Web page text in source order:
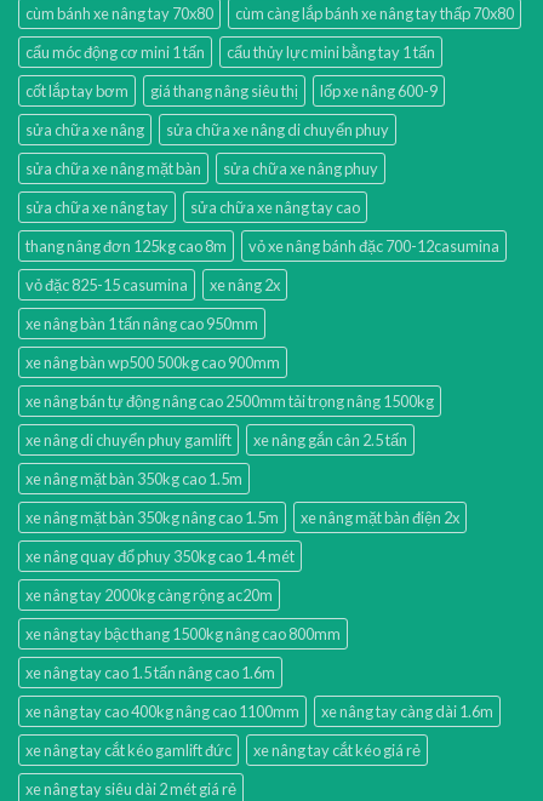
cùm bánh xe nâng tay 70x80
cùm càng lắp bánh xe nâng tay thấp 70x80
cẩu móc động cơ mini 1 tấn
cẩu thủy lực mini bằng tay 1 tấn
cốt lắp tay bơm
giá thang nâng siêu thị
lốp xe nâng 600-9
sửa chữa xe nâng
sửa chữa xe nâng di chuyển phuy
sửa chữa xe nâng mặt bàn
sửa chữa xe nâng phuy
sửa chữa xe nâng tay
sửa chữa xe nâng tay cao
thang nâng đơn 125kg cao 8m
vỏ xe nâng bánh đặc 700-12casumina
vỏ đặc 825-15 casumina
xe nâng 2x
xe nâng bàn 1 tấn nâng cao 950mm
xe nâng bàn wp500 500kg cao 900mm
xe nâng bán tự động nâng cao 2500mm tải trọng nâng 1500kg
xe nâng di chuyển phuy gamlift
xe nâng gắn cân 2.5 tấn
xe nâng mặt bàn 350kg cao 1.5m
xe nâng mặt bàn 350kg nâng cao 1.5m
xe nâng mặt bàn điện 2x
xe nâng quay đổ phuy 350kg cao 1.4 mét
xe nâng tay 2000kg càng rộng ac20m
xe nâng tay bậc thang 1500kg nâng cao 800mm
xe nâng tay cao 1.5 tấn nâng cao 1.6m
xe nâng tay cao 400kg nâng cao 1100mm
xe nâng tay càng dài 1.6m
xe nâng tay cắt kéo gamlift đức
xe nâng tay cắt kéo giá rẻ
xe nâng tay siêu dài 2 mét giá rẻ